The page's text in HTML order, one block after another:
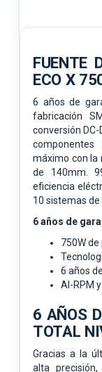
FUENTE
ECO X
6 años de
fabricación
conversión DC-
máximo con la
de 140mm.
eficiencia
10 sistemas de
6 años de
750W
6 años
AI-RPM
6 AÑOS
TOTAL
Gracias a la
alta